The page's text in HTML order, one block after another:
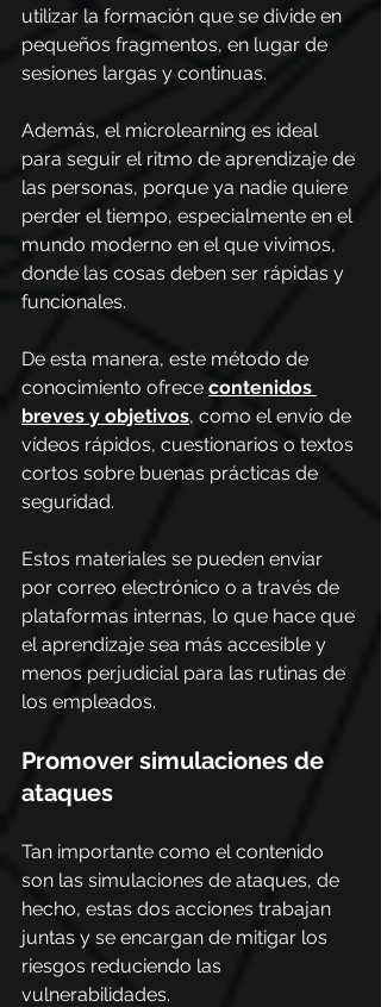
utilizar la formación que se divide en
pequeños fragmentos, en lugar de
sesiones largas y continuas.
Además, el microlearning es ideal
para seguir el ritmo de aprendizaje de
las personas, porque ya nadie quiere
perder el tiempo, especialmente en el
mundo moderno en el que vivimos,
donde las cosas deben ser rápidas y
funcionales.
De esta manera, este método de
conocimiento ofrece contenidos
breves y objetivos, como el envío de
vídeos rápidos, cuestionarios o textos
cortos sobre buenas prácticas de
seguridad.
Estos materiales se pueden enviar
por correo electrónico o a través de
plataformas internas, lo que hace que
el aprendizaje sea más accesible y
menos perjudicial para las rutinas de
los empleados.
Promover simulaciones de
ataques
Tan importante como el contenido
son las simulaciones de ataques, de
hecho, estas dos acciones trabajan
juntas y se encargan de mitigar los
riesgos reduciendo las
vulnerabilidades.